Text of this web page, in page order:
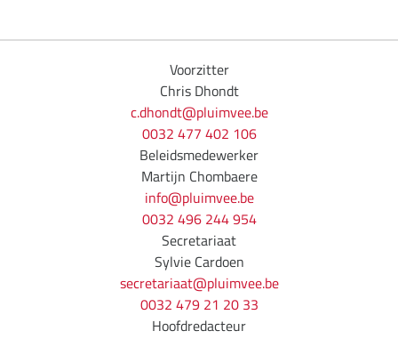
Voorzitter
Chris Dhondt
c.dhondt@pluimvee.be
0032 477 402 106
Beleidsmedewerker
Martijn Chombaere
info@pluimvee.be
0032 496 244 954
Secretariaat
Sylvie Cardoen
secretariaat@pluimvee.be
0032 479 21 20 33
Hoofdredacteur